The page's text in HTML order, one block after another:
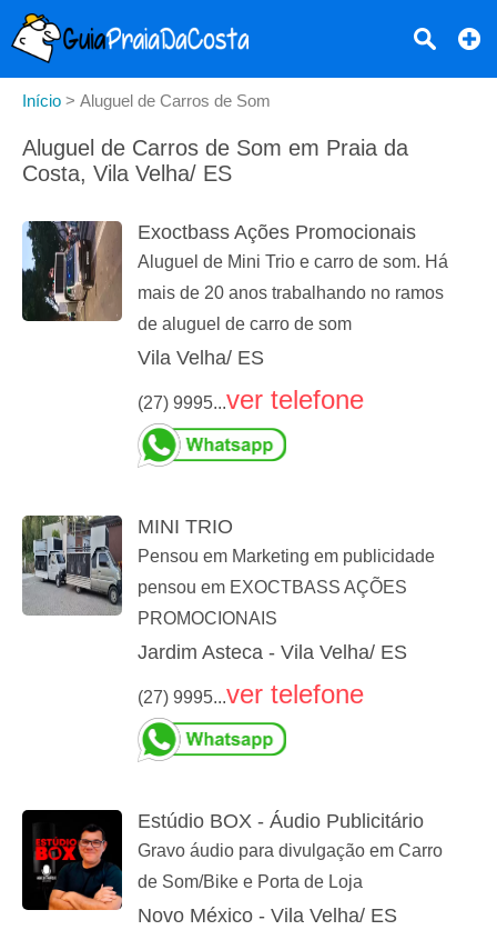
Início > Aluguel de Carros de Som
Aluguel de Carros de Som em Praia da
Costa, Vila Velha/ ES
Exoctbass Ações Promocionais
Aluguel de Mini Trio e carro de som. Há
mais de 20 anos trabalhando no ramos
de aluguel de carro de som
Vila Velha/ ES
(27) 9995...ver telefone
MINI TRIO
Pensou em Marketing em publicidade
pensou em EXOCTBASS AÇÕES
PROMOCIONAIS
Jardim Asteca - Vila Velha/ ES
(27) 9995...ver telefone
Estúdio BOX - Áudio Publicitário
Gravo áudio para divulgação em Carro
de Som/Bike e Porta de Loja
Novo México - Vila Velha/ ES